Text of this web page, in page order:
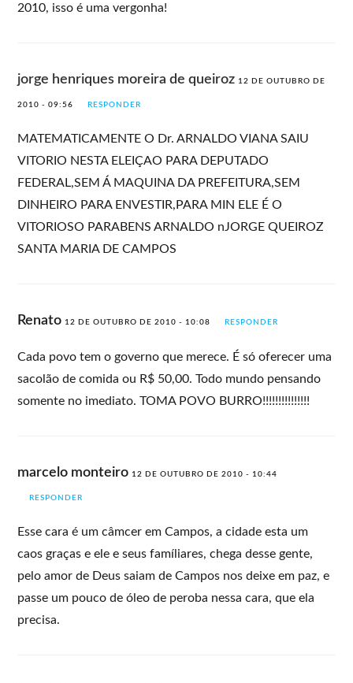
2010, isso é uma vergonha!
jorge henriques moreira de queiroz 12 DE OUTUBRO DE
2010 - 09:56 RESPONDER
MATEMATICAMENTE O Dr. ARNALDO VIANA SAIU
VITORIO NESTA ELEIÇAO PARA DEPUTADO
FEDERAL,SEM Á MAQUINA DA PREFEITURA,SEM
DINHEIRO PARA ENVESTIR,PARA MIN ELE É O
VITORIOSO PARABENS ARNALDO nJORGE QUEIROZ
SANTA MARIA DE CAMPOS
Renato 12 DE OUTUBRO DE 2010 - 10:08 RESPONDER
Cada povo tem o governo que merece. É só oferecer uma
sacolão de comida ou R$ 50,00. Todo mundo pensando
somente no imediato. TOMA POVO BURRO!!!!!!!!!!!!!!!
marcelo monteiro 12 DE OUTUBRO DE 2010 - 10:44
RESPONDER
Esse cara é um câmcer em Campos, a cidade esta um
caos graças e ele e seus famíliares, chega desse gente,
pelo amor de Deus saiam de Campos nos deixe em paz, e
passe um pouco de óleo de peroba nessa cara, que ela
precisa.